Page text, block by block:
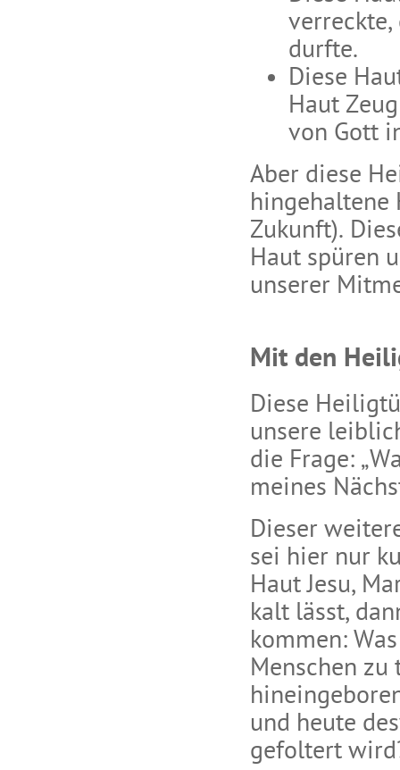
durfte.
Diese
Haut
von Gott
Aber diese
hingehaltene
Zukunft).
Haut spüren
unserer
Mit den
Diese
unsere
die Frage:
meines
Dieser
sei hier nur
Haut Jesu,
kalt lässt,
kommen:
Menschen
und heute
gefoltert